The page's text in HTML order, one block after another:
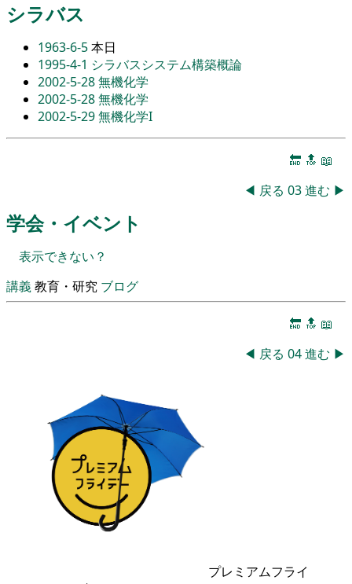
シラバス
1963-6-5本日
1995-4-1 シラバスシステム構築概論
2002-5-28無機化学
2002-5-28無機化学
2002-5-29無機化学I
🔚 🔝 📖
◀ 戻る 03進む ▶
学会・イベント
表示できない？
講義教育・研究 ブログ
🔚 🔝 📖
◀ 戻る 04進む ▶
プレミアムフライ